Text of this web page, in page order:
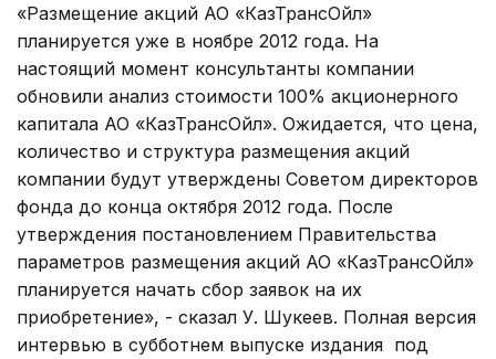
«Размещение акций АО «КазТрансОйл»
планируется уже в ноябре 2012 года. На
настоящий момент консультанты компании
обновили анализ стоимости 100% акционерного
капитала АО «КазТрансОйл». Ожидается, что цена,
количество и структура размещения акций
компании будут утверждены Советом директоров
фонда до конца октября 2012 года. После
утверждения постановлением Правительства
параметров размещения акций АО «КазТрансОйл»
планируется начать сбор заявок на их
приобретение», - сказал У. Шукеев. Полная версия
интервью в субботнем выпуске издания под